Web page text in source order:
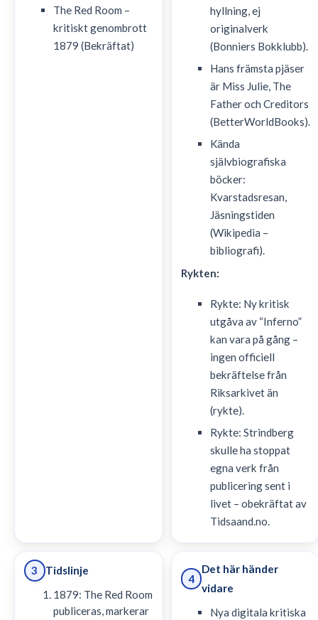
The Red Room –
kritiskt genombrott
1879 (Bekräftat)
hyllning, ej
originalverk
(Bonniers Bokklubb).
Hans främsta pjäser
är Miss Julie, The
Father och Creditors
(BetterWorldBooks).
Kända
självbiografiska
böcker:
Kvarstadsresan,
Jäsningstiden
(Wikipedia –
bibliografi).
Rykten:
Rykte: Ny kritisk
utgåva av “Inferno”
kan vara på gång –
ingen officiell
bekräftelse från
Riksarkivet än
(rykte).
Rykte: Strindberg
skulle ha stoppat
egna verk från
publicering sent i
livet – obekräftat av
Tidsaand.no.
3
Tidslinje
1879: The Red Room
publiceras, markerar
4
Det här händer
vidare
Nya digitala kritiska